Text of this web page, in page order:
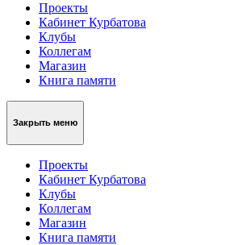
Проекты
Кабинет Курбатова
Клубы
Коллегам
Магазин
Книга памяти
Закрыть меню
Проекты
Кабинет Курбатова
Клубы
Коллегам
Магазин
Книга памяти